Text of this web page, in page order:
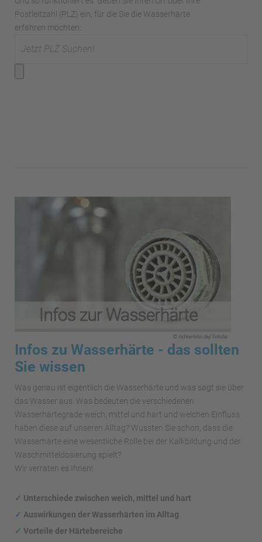
Postleitzahl (PLZ) ein, für die Sie die Wasserhärte
erfahren möchten:
Infos zu Wasserhärte - das sollten
Sie wissen
Was genau ist eigentlich die Wasserhärte und was sagt sie über
das Wasser aus. Was bedeuten die verschiedenen
Wasserhärtegrade weich, mittel und hart und welchen Einfluss
haben diese auf unseren Alltag? Wussten Sie schon, dass die
Wasserhärte eine wesentliche Rolle bei der Kalkbildung und der
Waschmitteldosierung spielt?
Wir verraten es Ihnen!
✓ Unterschiede zwischen weich, mittel und hart
✓ Auswirkungen der Wasserhärten im Alltag
✓ Vorteile der Härtebereiche